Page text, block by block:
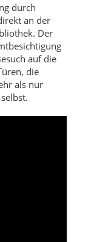
durch
an der
Der
auf die
die
als nur